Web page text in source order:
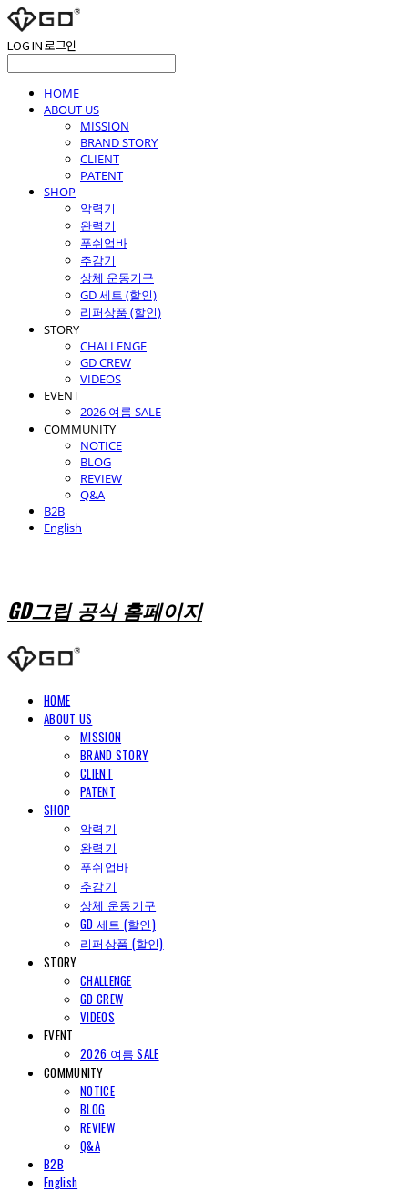
LOG IN로그인
HOME
ABOUT US
MISSION
BRAND STORY
CLIENT
PATENT
SHOP
악력기
완력기
푸쉬업바
추감기
상체 운동기구
GD 세트 (할인)
리퍼상품 (할인)
STORY
CHALLENGE
GD CREW
VIDEOS
EVENT
2026 여름 SALE
COMMUNITY
NOTICE
BLOG
REVIEW
Q&A
B2B
English
GD그립 공식 홈페이지
HOME
ABOUT US
MISSION
BRAND STORY
CLIENT
PATENT
SHOP
악력기
완력기
푸쉬업바
추감기
상체 운동기구
GD 세트 (할인)
리퍼상품 (할인)
STORY
CHALLENGE
GD CREW
VIDEOS
EVENT
2026 여름 SALE
COMMUNITY
NOTICE
BLOG
REVIEW
Q&A
B2B
English